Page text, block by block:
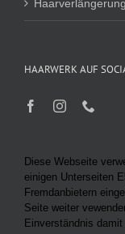
Haarverlängerung
HAARWERK AUF
© Haarwerk
Diese Webseite
einigen Unterseiten
Fremdanbietern
Seite weiter
Einverständnis damit